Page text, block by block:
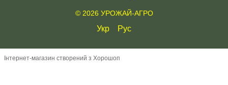
© 2026 УРОЖАЙ-АГРО
Укр Рус
Інтернет-магазин створений з Хорошоп